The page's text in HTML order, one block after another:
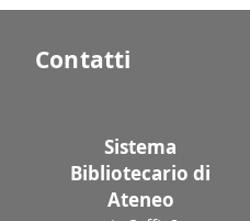
Contatti
Sistema
Bibliotecario di
Ateneo